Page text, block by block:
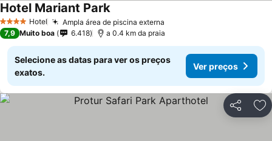
4 EstrelasHotel Ampla área de piscina externa
Hotel Mariant ParkVer preços
7,9 Muito boa 6.418 a 0.4 km da praia
Selecione as datas para ver os preços
exatos.
Ver preços
Partilhar